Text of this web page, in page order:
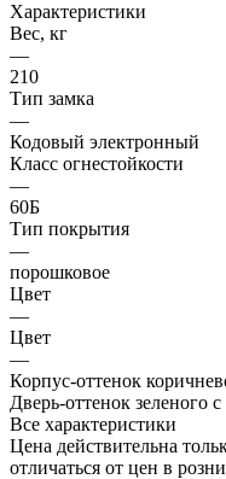
Характеристики
Вес, кг
—
210
Тип замка
—
Кодовый электронный
Класс огнестойкости
—
60Б
Тип покрытия
—
порошковое
Цвет
—
Цвет
—
Корпус-оттенок
Дверь-оттенок зеленого
Все характеристики
Цена действительна
отличаться от цен в